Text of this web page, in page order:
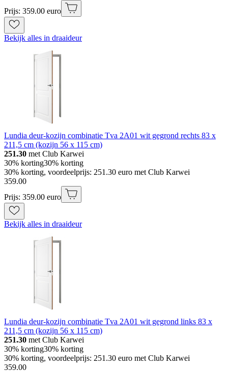
Prijs: 359.00 euro
Bekijk alles in draaideur
Lundia deur-kozijn combinatie Tva 2A01 wit gegrond rechts 83 x
211,5 cm (kozijn 56 x 115 cm)
251.30 met Club Karwei
30% korting30% korting
30% korting, voordeelprijs: 251.30 euro met Club Karwei
359.00
Prijs: 359.00 euro
Bekijk alles in draaideur
Lundia deur-kozijn combinatie Tva 2A01 wit gegrond links 83 x
211,5 cm (kozijn 56 x 115 cm)
251.30 met Club Karwei
30% korting30% korting
30% korting, voordeelprijs: 251.30 euro met Club Karwei
359.00